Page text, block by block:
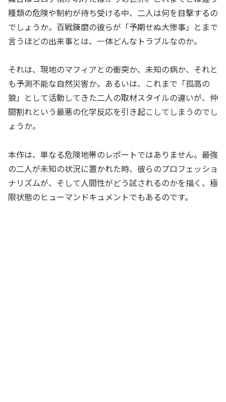
種類の危険や制約が待ち受ける中、二人は何を目撃するの
でしょうか。百戦錬磨の彼らが「予期せぬ大惨事」とまで
言うほどの出来事とは、一体どんなトラブルなのか。
それは、現地のマフィアとの衝突か、未知の病か、それと
も予測不能な自然災害か。あるいは、これまで「孤高の
狼」として活動してきた二人の取材スタイルの違いが、仲
間割れという最悪の化学反応を引き起こしてしまうのでし
ょうか。
本作は、単なる危険地帯のレポートではありません。最強
の二人が未知の状況に置かれた時、彼らのプロフェッショ
ナリズムが、そして人間性がどう試されるのかを描く、極
限状態のヒューマンドキュメントでもあるのです。